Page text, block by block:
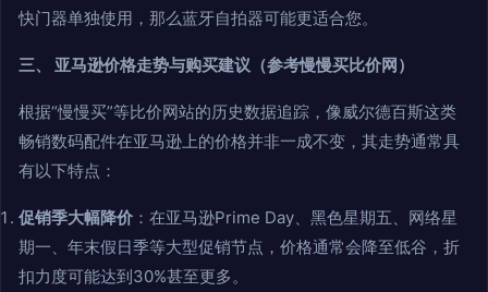
快门器单独使用，那么蓝牙自拍器可能更适合您。
三、 亚马逊价格走势与购买建议（参考慢慢买比价网）
根据“慢慢买”等比价网站的历史数据追踪，像威尔德百斯这类
畅销数码配件在亚马逊上的价格并非一成不变，其走势通常具
有以下特点：
促销季大幅降价 ：在亚马逊Prime Day、黑色星期五、网络星
期一、年末假日季等大型促销节点，价格通常会降至低谷，折
扣力度可能达到30%甚至更多。